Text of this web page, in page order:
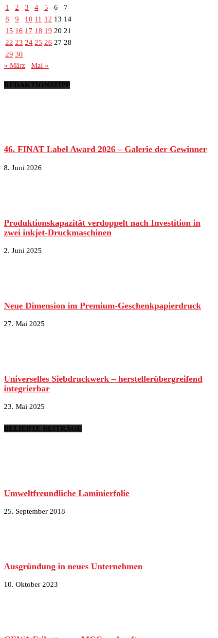
1
2 3 4 5 6
7
8
9 10 11 12 13 14
15 16 17 18 19 20 21
22 23 24 25 26 27 28
29 30
« März
Mai »
REDAKTIONSTIPP
46. FINAT Label Award 2026 – Galerie der Gewinner
8. Juni 2026
Produktionskapazität verdoppelt nach Investition in
zwei inkjet-Druckmaschinen
2. Juni 2025
Neue Dimension im Premium-Geschenkpapierdruck
27. Mai 2025
Universelles Siebdruckwerk – herstellerübergreifend
integrierbar
23. Mai 2025
BELIEBTE BEITRÄGE
Umweltfreundliche Laminierfolie
25. September 2018
Ausgründung in neues Unternehmen
10. Oktober 2023